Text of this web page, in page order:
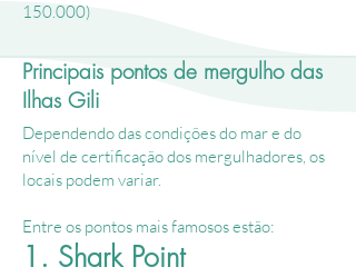
150.000)
Principais pontos de mergulho das
Ilhas Gili
Dependendo das condições do mar e do
nível de certificação dos mergulhadores, os
locais podem variar.
Entre os pontos mais famosos estão:
1. Shark Point